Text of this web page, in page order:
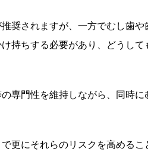
奨されますが、一方でむし歯や
持ちする必要があり、どうして
専門性を維持しながら、同時に
更にそれらのリスクを高めるこ